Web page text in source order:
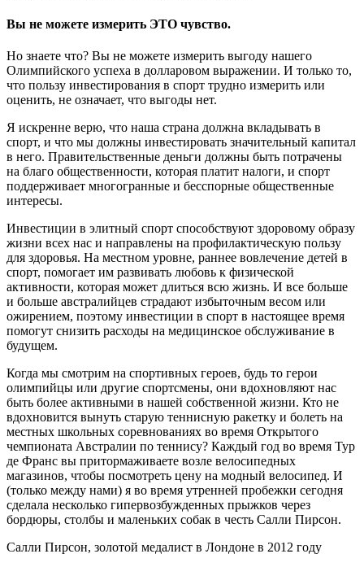
Вы не можете измерить ЭТО чувство.
Но знаете что? Вы не можете измерить выгоду нашего
Олимпийского успеха в долларовом выражении. И только то,
что пользу инвестирования в спорт трудно измерить или
оценить, не означает, что выгоды нет.
Я искренне верю, что наша страна должна вкладывать в
спорт, и что мы должны инвестировать значительный капитал
в него. Правительственные деньги должны быть потрачены
на благо общественности, которая платит налоги, и спорт
поддерживает многогранные и бесспорные общественные
интересы.
Инвестиции в элитный спорт способствуют здоровому образу
жизни всех нас и направлены на профилактическую пользу
для здоровья. На местном уровне, раннее вовлечение детей в
спорт, помогает им развивать любовь к физической
активности, которая может длиться всю жизнь. И все больше
и больше австралийцев страдают избыточным весом или
ожирением, поэтому инвестиции в спорт в настоящее время
помогут снизить расходы на медицинское обслуживание в
будущем.
Когда мы смотрим на спортивных героев, будь то герои
олимпийцы или другие спортсмены, они вдохновляют нас
быть более активными в нашей собственной жизни. Кто не
вдохновится вынуть старую теннисную ракетку и болеть на
местных школьных соревнованиях во время Открытого
чемпионата Австралии по теннису? Каждый год во время Тур
де Франс вы притормаживаете возле велосипедных
магазинов, чтобы посмотреть цену на модный велосипед. И
(только между нами) я во время утренней пробежки сегодня
сделала несколько гипервозбужденных прыжков через
бордюры, столбы и маленьких собак в честь Салли Пирсон.
Салли Пирсон, золотой медалист в Лондоне в 2012 году